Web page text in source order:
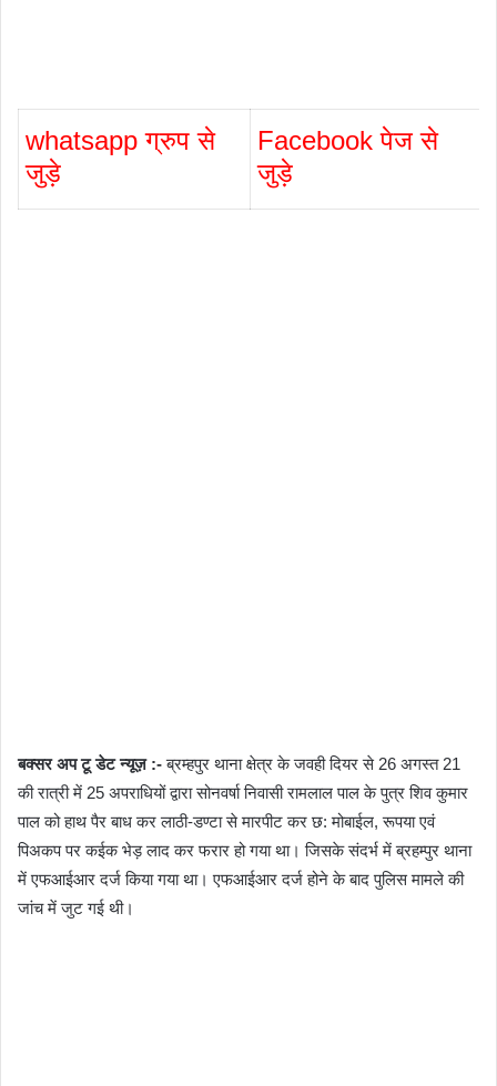
whatsapp ग्रुप से
जुड़े
Facebook पेज से
जुड़े
बक्सर अप टू डेट न्यूज़ :-ब्रम्हपुर थाना क्षेत्र के जवही दियर से 26 अगस्त 21
की रात्री में 25 अपराधियों द्वारा सोनवर्षा निवासी रामलाल पाल के पुत्र शिव कुमार
पाल को हाथ पैर बाध कर लाठी-डण्टा से मारपीट कर छ: मोबाईल, रूपया एवं
पिअकप पर कईक भेड़ लाद कर फरार हो गया था। जिसके संदर्भ में ब्रहम्पुर थाना
में एफआईआर दर्ज किया गया था। एफआईआर दर्ज होने के बाद पुलिस मामले की
जांच में जुट गई थी।